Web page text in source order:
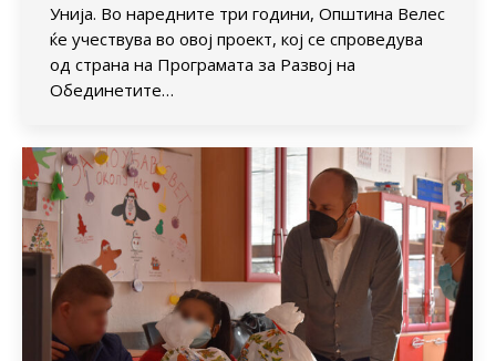
Унија. Во наредните три години, Општина Велес
ќе учествува во овој проект, кој се спроведува
од страна на Програмата за Развој на
Обединетите…